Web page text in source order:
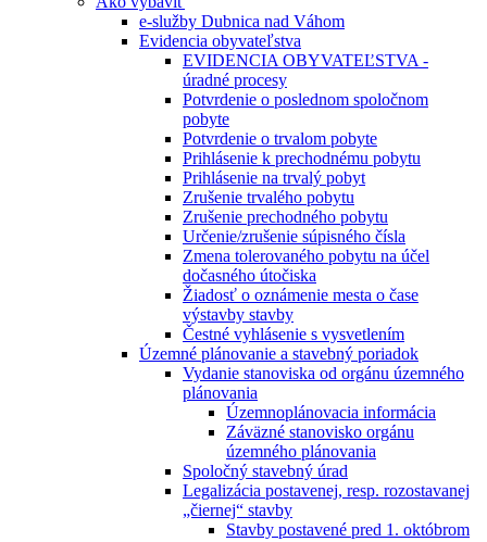
e-služby Dubnica nad Váhom
Evidencia obyvateľstva
EVIDENCIA OBYVATEĽSTVA -
úradné procesy
Potvrdenie o poslednom spoločnom
pobyte
Potvrdenie o trvalom pobyte
Prihlásenie k prechodnému pobytu
Prihlásenie na trvalý pobyt
Zrušenie trvalého pobytu
Zrušenie prechodného pobytu
Určenie/zrušenie súpisného čísla
Zmena tolerovaného pobytu na účel
dočasného útočiska
Žiadosť o oznámenie mesta o čase
výstavby stavby
Čestné vyhlásenie s vysvetlením
Územné plánovanie a stavebný poriadok
Vydanie stanoviska od orgánu územného
plánovania
Územnoplánovacia informácia
Záväzné stanovisko orgánu
územného plánovania
Spoločný stavebný úrad
Legalizácia postavenej, resp. rozostavanej
„čiernej“ stavby
Stavby postavené pred 1. októbrom